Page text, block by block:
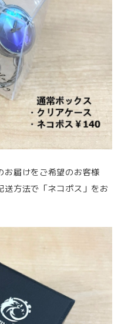
お届けをご希望のお客様
送方法で「ネコポス」をお